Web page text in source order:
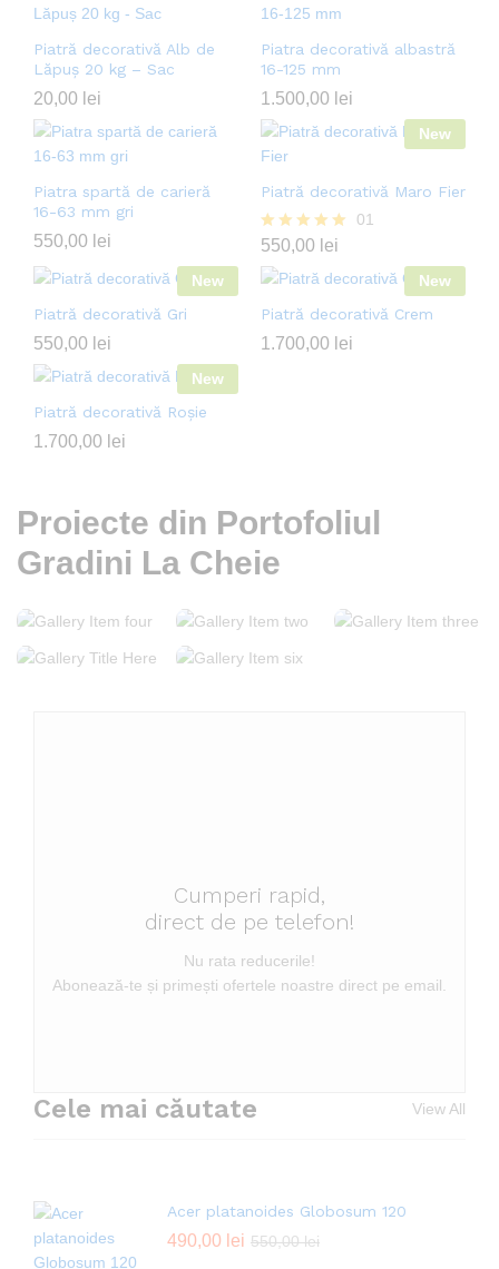
Piatră decorativă Alb de
Lăpuș 20 kg – Sac
20,00 lei
Piatra decorativă albastră
16-125 mm
1.500,00 lei
Piatra spartă de carieră
16-63 mm gri
550,00 lei
New
Piatră decorativă Maro Fier
Evaluat la
5.00
din 5
01
550,00 lei
New
Piatră decorativă Gri
550,00 lei
New
Piatră decorativă Crem
1.700,00 lei
New
Piatră decorativă Roșie
1.700,00 lei
Proiecte din Portofoliul
Gradini La Cheie
Cumperi rapid,
direct de pe telefon!
Nu rata reducerile!
Abonează-te și primești ofertele noastre direct pe email.
Cele mai căutate View All
Acer platanoides Globosum 120
490,00 lei 550,00lei